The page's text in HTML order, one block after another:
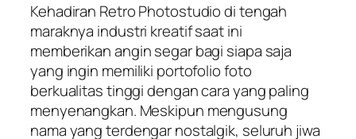
Kehadiran Retro Photostudio di tengah
maraknya industri kreatif saat ini
memberikan angin segar bagi siapa saja
yang ingin memiliki portofolio foto
berkualitas tinggi dengan cara yang paling
menyenangkan. Meskipun mengusung
nama yang terdengar nostalgik, seluruh jiwa